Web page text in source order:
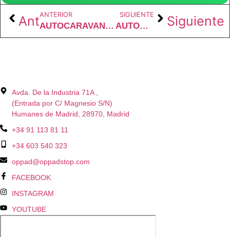
AntANTERIOR
AUTOCARAVANAS PERFILADAS
SIGUIENTE
AUTOCARAVANAS CAPUCHINAS Siguiente
Avda. De la Industria 71A ,
(Entrada por C/ Magnesio S/N)
Humanes de Madrid, 28970, Madrid
+34 91 113 81 11
+34 603 540 323
oppad@oppadstop.com
FACEBOOK
INSTAGRAM
YOUTUBE